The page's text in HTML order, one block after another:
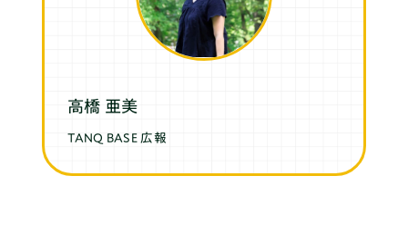
高橋 亜美
TANQ BASE 広報